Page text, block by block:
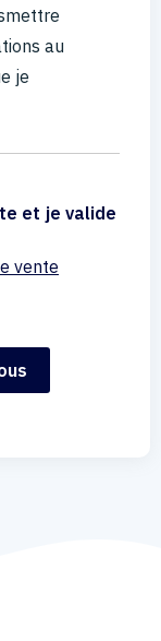
au
je
et je valide
vente